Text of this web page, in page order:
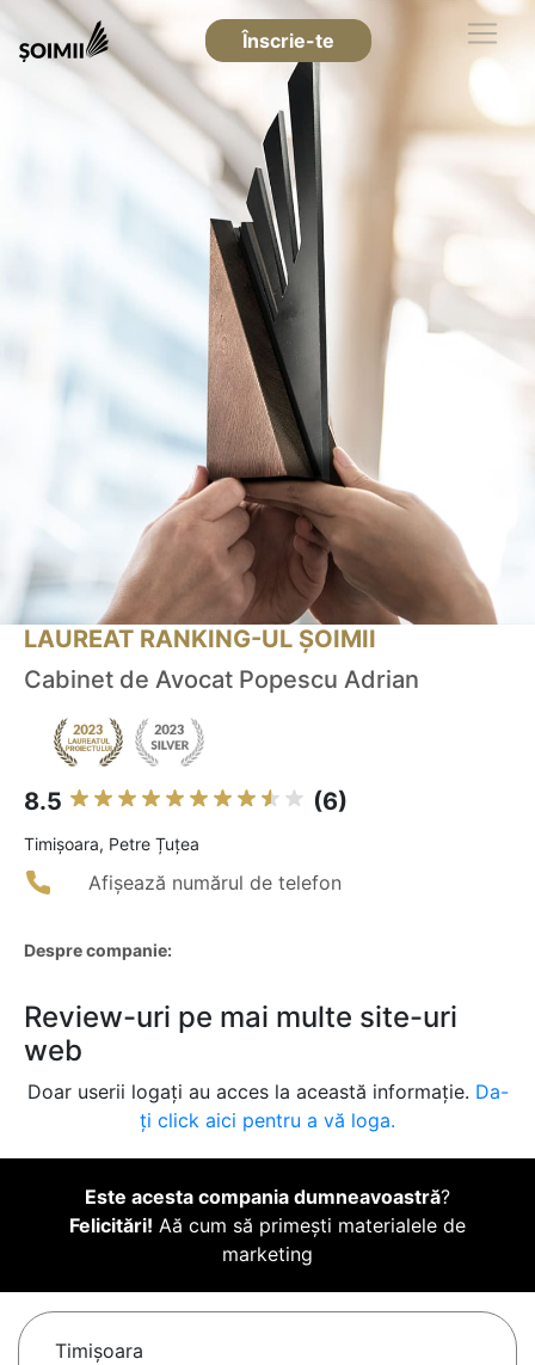
Înscrie-te
LAUREAT RANKING-UL ȘOIMII
Cabinet de Avocat Popescu Adrian
8.5 (6)
Timişoara, Petre Țuțea
Afișează numărul de telefon
Despre companie:
Review-uri pe mai multe site-uri
web
Doar userii logați au acces la această informație. Da-
ți click aici pentru a vă loga.
Este acesta compania dumneavoastră?
Felicitări! Aă cum să primești materialele de
marketing
Timişoara